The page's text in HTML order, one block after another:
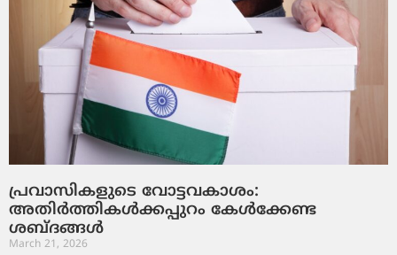
പ്രവാസികളുടെ വോട്ടവകാശം:
അതിർത്തികൾക്കപ്പുറം കേൾക്കേണ്ട
ശബ്ദങ്ങൾ
March 21, 2026